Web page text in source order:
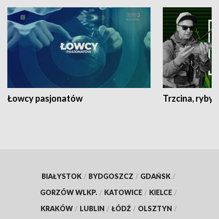
Łowcy pasjonatów Trzcina, ryby
BIAŁYSTOK / BYDGOSZCZ / GDAŃSK /
GORZÓW WLKP. / KATOWICE / KIELCE /
KRAKÓW / LUBLIN / ŁÓDŹ / OLSZTYN /